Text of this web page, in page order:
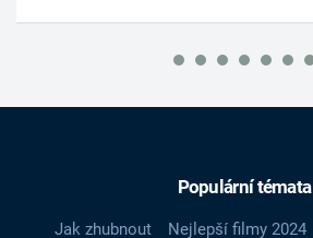
Populární témata
Jak zhubnout Nejlepší filmy 2024